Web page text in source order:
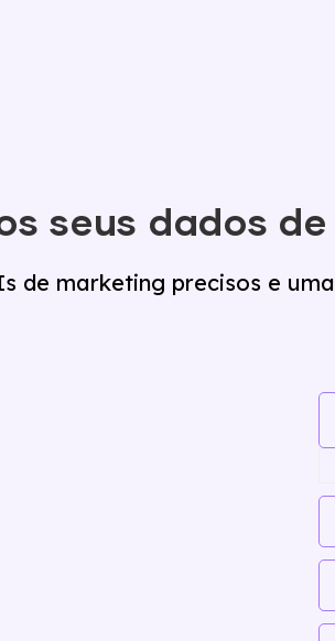
seus dados
de marketing precisos e